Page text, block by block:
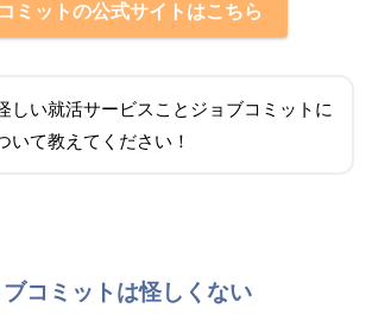
ミットの公式サイトはこちら
しい就活サービスことジョブコミットに
いて教えてください！
コミットは怪しくない